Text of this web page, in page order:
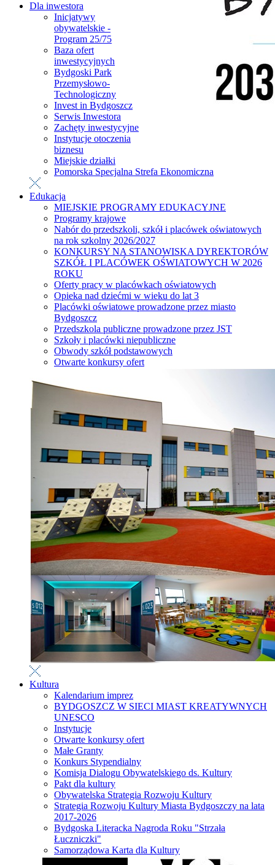
Dla inwestora
Inicjatywy
obywatelskie -
Program 25/75
Baza ofert
inwestycyjnych
Bydgoski Park
Przemysłowo-
Technologiczny
Invest in Bydgoszcz
Serwis Inwestora
Zachęty inwestycyjne
Instytucje otoczenia
biznesu
Miejskie działki
Pomorska Specjalna Strefa Ekonomiczna
Edukacja
MIEJSKIE PROGRAMY EDUKACYJNE
Programy krajowe
Nabór do przedszkoli, szkół i placówek oświatowych
na rok szkolny 2026/2027
KONKURSY NA STANOWISKA DYREKTORÓW
SZKÓŁ I PLACÓWEK OŚWIATOWYCH W 2026
ROKU
Oferty pracy w placówkach oświatowych
Opieka nad dziećmi w wieku do lat 3
Placówki oświatowe prowadzone przez miasto
Bydgoszcz
Przedszkola publiczne prowadzone przez JST
Szkoły i placówki niepubliczne
Obwody szkół podstawowych
Otwarte konkursy ofert
Kultura
Kalendarium imprez
BYDGOSZCZ W SIECI MIAST KREATYWNYCH
UNESCO
Instytucje
Otwarte konkursy ofert
Małe Granty
Konkurs Stypendialny
Komisja Dialogu Obywatelskiego ds. Kultury
Pakt dla kultury
Obywatelska Strategia Rozwoju Kultury
Strategia Rozwoju Kultury Miasta Bydgoszczy na lata
2017-2026
Bydgoska Literacka Nagroda Roku "Strzała
Łuczniczki"
Samorządowa Karta dla Kultury